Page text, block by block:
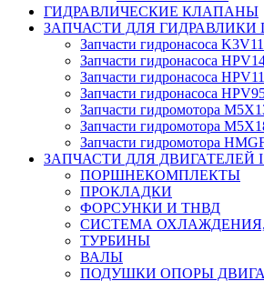
ГИДРАВЛИЧЕСКИЕ КЛАПАНЫ
ЗАПЧАСТИ ДЛЯ ГИДРАВЛИКИ
Запчасти гидронасоса
Запчасти гидронасоса
Запчасти гидронасоса
Запчасти гидронасоса
Запчасти гидромотора
Запчасти гидромотора
Запчасти гидромотора
ЗАПЧАСТИ ДЛЯ ДВИГАТЕЛЕЙ
ПОРШНЕКОМПЛЕКТЫ
ПРОКЛАДКИ
ФОРСУНКИ И ТНВД
СИСТЕМА
ТУРБИНЫ
ВАЛЫ
ПОДУШКИ ОПОРЫ